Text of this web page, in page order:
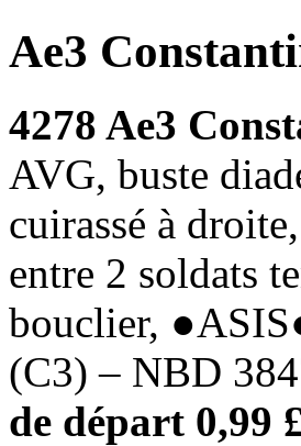
Ae3
4278 Ae3
AVG, buste
cuirassé à
entre 2 soldats
bouclier,
(C3) – NBD
de départ 0,99